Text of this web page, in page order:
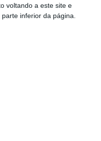
voltando a este site e
inferior da página.
um novo
marcas dos